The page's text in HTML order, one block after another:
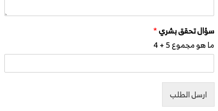
سؤال تحقق بشري*
ما هو مجموع 5 + 4
ارسل الطلب